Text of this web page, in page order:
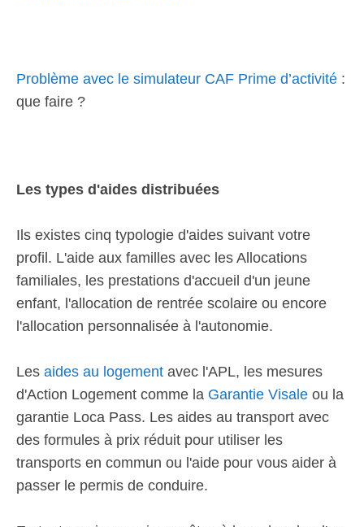
Problème avec le simulateur CAF Prime d’activité :
que faire ?
Les types d'aides distribuées
Ils existes cinq typologie d'aides suivant votre
profil. L'aide aux familles avec les Allocations
familiales, les prestations d'accueil d'un jeune
enfant, l'allocation de rentrée scolaire ou encore
l'allocation personnalisée à l'autonomie.
Les aides au logement avec l'APL, les mesures
d'Action Logement comme la Garantie Visale ou la
garantie Loca Pass. Les aides au transport avec
des formules à prix réduit pour utiliser les
transports en commun ou l'aide pour vous aider à
passer le permis de conduire.